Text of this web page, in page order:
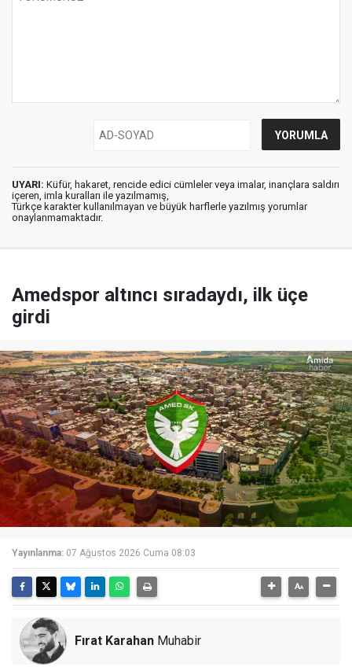
UYARI: Küfür, hakaret, rencide edici cümleler veya imalar, inançlara saldırı
içeren, imla kuralları ile yazılmamış,
Türkçe karakter kullanılmayan ve büyük harflerle yazılmış yorumlar
onaylanmamaktadır.
Amedspor altıncı sıradaydı, ilk üçe
girdi
Yayınlanma: 07 Ağustos 2026 Cuma 08:03
Fırat Karahan Muhabir